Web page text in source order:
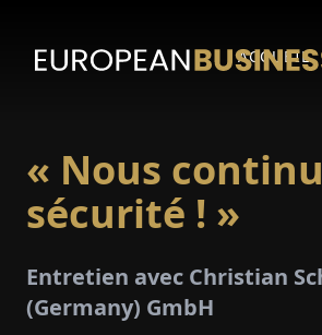
ACCUEIL
« Nous
sécurité ! »
Entretien avec Christian
(Germany) GmbH